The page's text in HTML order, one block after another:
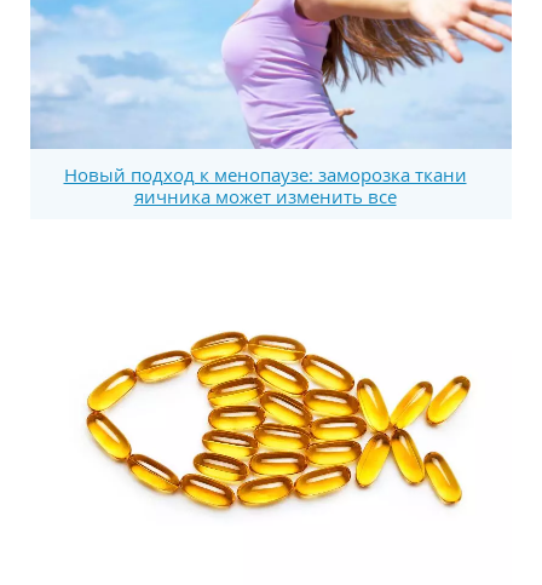
Новый подход к менопаузе: заморозка ткани
яичника может изменить все